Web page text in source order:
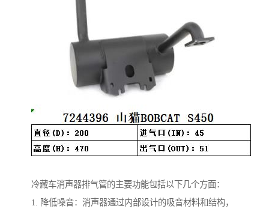
冷藏车消声器排气管的主要功能包括以下几个方面：
1. 降低噪音：消声器通过内部设计的吸音材料和结构，